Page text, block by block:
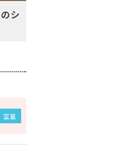
シ
空室